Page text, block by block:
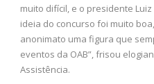
muito difícil, e o presidente
ideia do concurso foi muito
anonimato uma figura que
eventos da OAB”, frisou
Assistência.